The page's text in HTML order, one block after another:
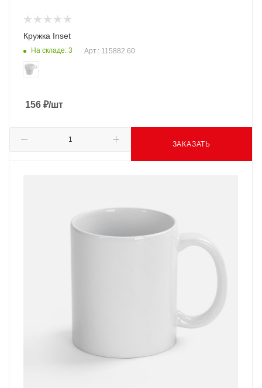
Кружка Inset
На складе: 3 Арт.: 115882.60
156 ₽/шт
ЗАКАЗАТЬ